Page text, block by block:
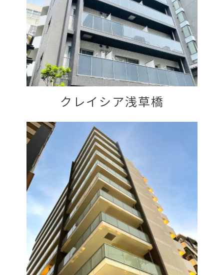
クレイシア浅草橋